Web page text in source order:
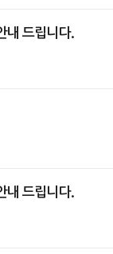
내 드립니다.
내 드립니다.